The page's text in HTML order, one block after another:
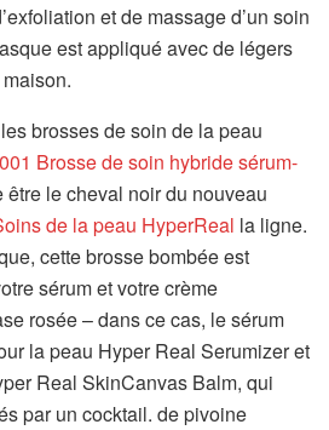
et de massage d’un soin
est appliqué avec de légers
brosses de soin de la peau
001 Brosse de soin hybride sérum-
être le cheval noir du nouveau
de la peau HyperReal la ligne.
cette brosse bombée est
sérum et votre crème
rosée – dans ce cas, le sérum
la peau Hyper Real Serumizer et
Real SkinCanvas Balm, qui
par un cocktail. de pivoine